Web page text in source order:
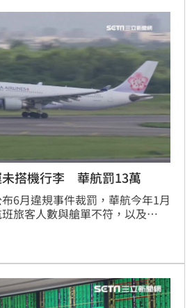
未搭機行李 華航罰13萬
6月違規事件裁罰，華航今年1月
旅客人數與艙單不符，以及